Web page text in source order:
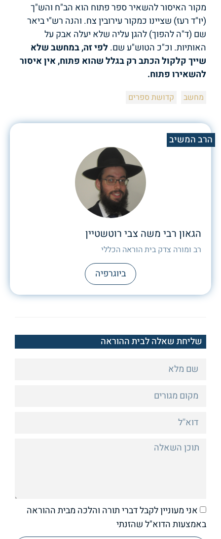
מקור האיסור להשאיר ספר פתוח הוא הב"ח והש"ך
(יו"ד רעז) שציינו כמקור עירובין צח. והנה רש"י ביאר
שם (ד"ה להפוך) להגן עליה שלא יעלה אבק על
האותיות. וכ"כ הטוש"ע שם.לפי זה, במחשב שלא
שייך קלקול הכתב רק בגלל שהוא פתוח, אין איסור
להשאירו פתוח.
מחשב קדושת ספרים
הרב המשיב
הגאון רבי משה צבי רוטשטיין
רב ומורה צדק בית הוראה הכללי
ביוגרפיה
שליחת שאלה לבית ההוראה
אני מעוניין לקבל דברי תורה והלכה מבית ההוראה
באמצעות הדוא"ל שהזנתי